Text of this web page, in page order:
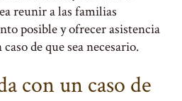
reunir a las familias
posible y ofrecer asistencia
de que sea necesario.
con un caso de